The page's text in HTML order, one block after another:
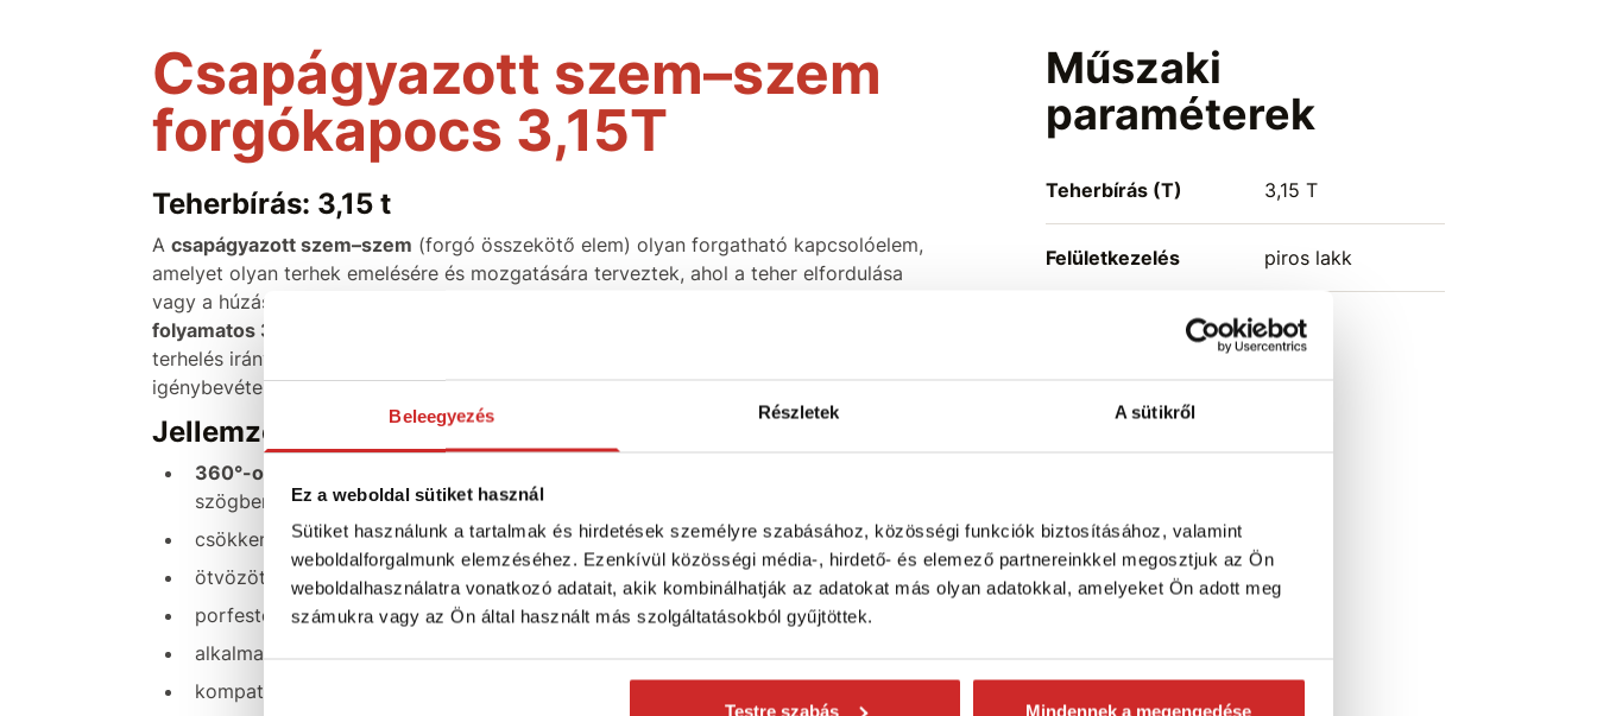
Beleegyezés Részletek A sütikről
Ez a weboldal sütiket használ
Sütiket használunk a tartalmak és hirdetések személyre szabásához, közösségi funkciók biztosításához, valamint
weboldalforgalmunk elemzéséhez. Ezenkívül közösségi média-, hirdető- és elemező partnereinkkel megosztjuk az Ön
weboldalhasználatra vonatkozó adatait, akik kombinálhatják az adatokat más olyan adatokkal, amelyeket Ön adott meg
számukra vagy az Ön által használt más szolgáltatásokból gyűjtöttek.
Testre szabás Mindennek a megengedése
Csapágyazott szem–szem
forgókapocs 3,15T
Teherbírás: 3,15 t
A csapágyazott szem–szem (forgó összekötő elem) olyan forgatható kapcsolóelem,
amelyet olyan terhek emelésére és mozgatására terveztek, ahol a teher elfordulása
vagy a húzás irányának változása előfordul. A beépített csapágynak köszönhetően
folyamatos 360°-os forgást
terhelés irányába áll be. Ez csökkenti a lánc/heveder csavarodásának, az oldalirányú
igénybevételnek és a komplett összeállítás idő előtti kopásának kockázatát
Jellemzők:
360°-os forgás csapágynak köszönhetően
szögben történő emeléshez
csökkenti az emelő összeállítás csavarodását és egyenetlen igénybevételét
ötvözött acél test
porfestett felületkezelés (piros lakkozás) a nagyobb ellenállóság érdekében
alkalmas lánc és felfüggesztő elem közötti kapcsolódásra tehermozgatásnál
kompatibilis
Műszaki
paraméterek
Teherbírás (T) 3,15 T
Felületkezelés piros lakk